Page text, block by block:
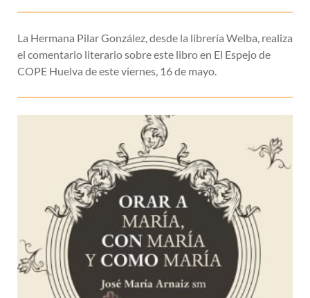
La Hermana Pilar González, desde la librería Welba, realiza
el comentario literario sobre este libro en El Espejo de
COPE Huelva de este viernes, 16 de mayo.